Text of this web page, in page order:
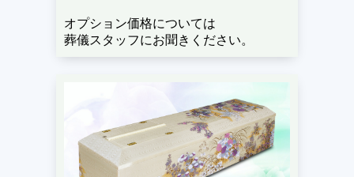
オプション価格については
葬儀スタッフにお聞きください。